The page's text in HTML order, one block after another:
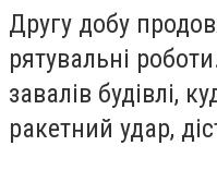
Другу добу
рятувальні
завалів будівлі,
ракетний удар,